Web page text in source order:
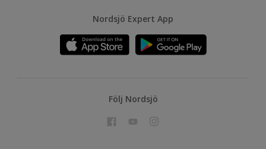
Nordsjö Expert App
Följ Nordsjö